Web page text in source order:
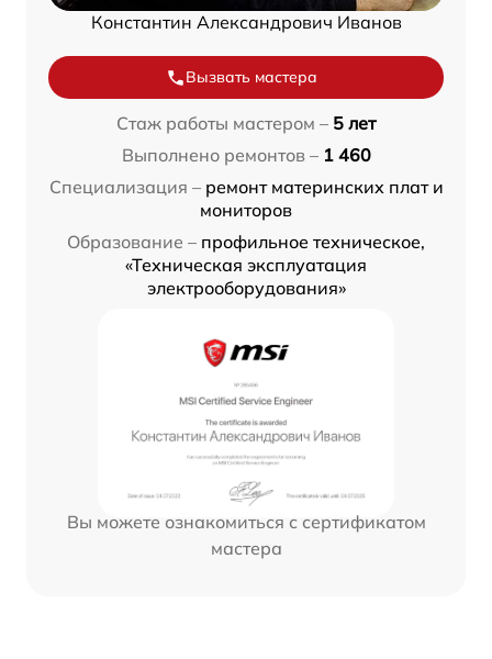
Константин Александрович Иванов
Вызвать мастера
Стаж работы мастером – 5 лет
Выполнено ремонтов – 1 460
Специализация – ремонт материнских плат и
мониторов
Образование – профильное техническое,
«Техническая эксплуатация
электрооборудования»
Вы можете ознакомиться с сертификатом
мастера